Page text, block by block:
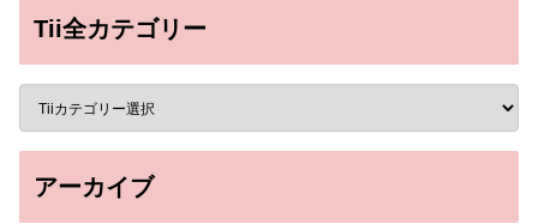
Tii全カテゴリー
アーカイブ